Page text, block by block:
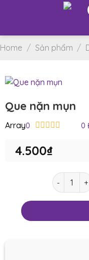
Home / Sản phẩm /
Que nặn mụn
Array0
0
out
0
4.500₫
Que nặn